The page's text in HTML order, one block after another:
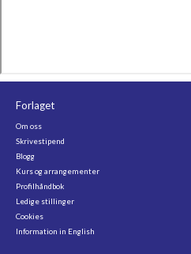
Forlaget
Om oss
Skrivestipend
Blogg
Kurs og arrangementer
Profilhåndbok
Ledige stillinger
Cookies
Information in English